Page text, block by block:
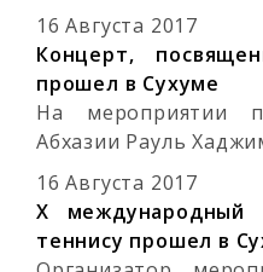
16 Августа 2017
Концерт,
прошел в Сухуме
На мероприятии
Абхазии Рауль
16 Августа 2017
X международный
теннису прошел в